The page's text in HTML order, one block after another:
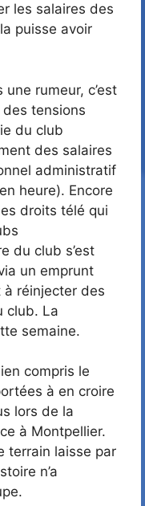
les salaires des
puisse avoir
une rumeur, c’est
des tensions
du club
des salaires
administratif
heure). Encore
droits télé qui
du club s’est
un emprunt
à réinjecter des
club. La
semaine.
compris le
à en croire
lors de la
à Montpellier.
terrain laisse par
n’a